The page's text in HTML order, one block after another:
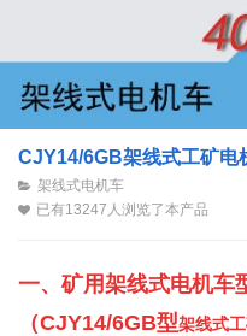
CJY14/6GB架线式工矿电
架线式电机车
已有13247人浏览了本产品
一、矿用架线式电机车
（CJY14/6GB型架线式